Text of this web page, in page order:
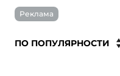
Реклама